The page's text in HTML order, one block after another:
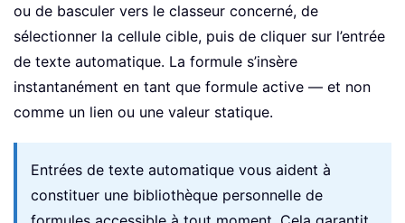
ou de basculer vers le classeur concerné, de
sélectionner la cellule cible, puis de cliquer sur l’entrée
de texte automatique. La formule s’insère
instantanément en tant que formule active — et non
comme un lien ou une valeur statique.
Entrées de texte automatique vous aident à
constituer une bibliothèque personnelle de